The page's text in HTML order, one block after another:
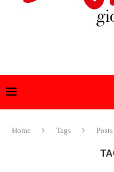
Home Tags